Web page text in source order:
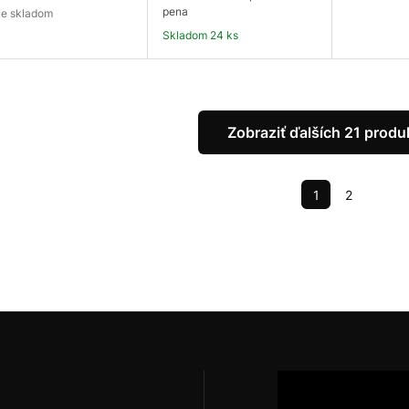
je skladom
pena
Skladom 24 ks
Zobraziť ďalších 21
1 2